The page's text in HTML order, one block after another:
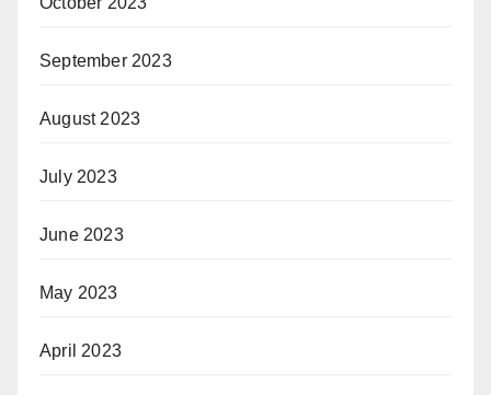
September 2023
August 2023
July 2023
June 2023
May 2023
April 2023